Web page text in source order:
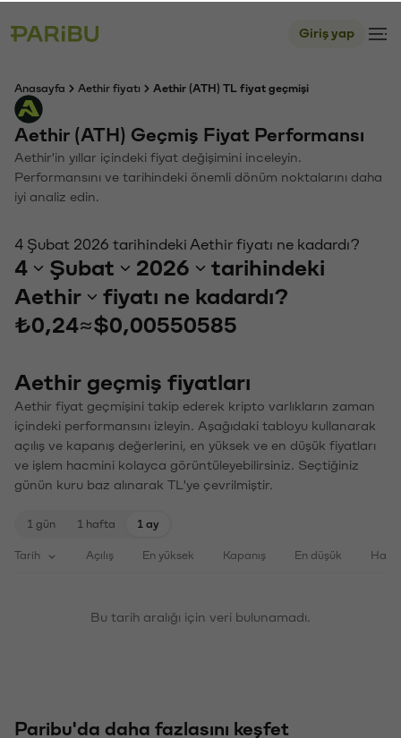
Giriş yap
Anasayfa Aethir fiyatı Aethir (ATH) TL fiyat geçmişi
Aethir (ATH) Geçmiş Fiyat Performansı
Aethir'in yıllar içindeki fiyat değişimini inceleyin.
Performansını ve tarihindeki önemli dönüm noktalarını daha
iyi analiz edin.
4 Şubat 2026 tarihindeki Aethir fiyatı ne kadardı?
4 Şubat 2026
tarihindeki
Aethir
fiyatı ne kadardı?
₺0,24≈$0,00550585
Aethir geçmiş fiyatları
Aethir fiyat geçmişini takip ederek kripto varlıkların zaman
içindeki performansını izleyin. Aşağıdaki tabloyu kullanarak
açılış ve kapanış değerlerini, en yüksek ve en düşük fiyatları
ve işlem hacmini kolayca görüntüleyebilirsiniz. Seçtiğiniz
günün kuru baz alınarak TL'ye çevrilmiştir.
1 gün 1 hafta 1 ay
Tarih Açılış En yüksek Kapanış En düşük
Bu tarih aralığı için veri bulunamadı.
Paribu'da daha fazlasını keşfet